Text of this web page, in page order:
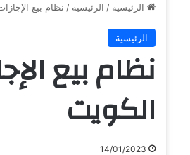
الرئيسية / الرئيسية / نظام بيع
الرئيسية
نظام بيع
الكويت
14/01/2023